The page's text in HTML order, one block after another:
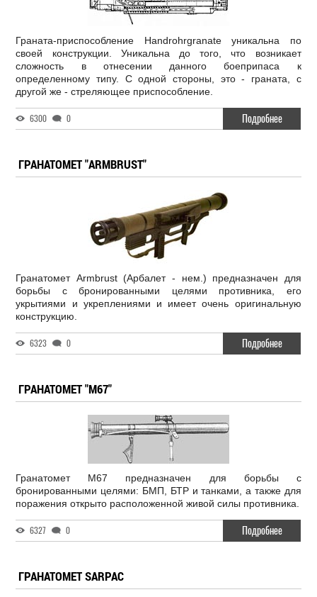
Граната-приспособление Handrohrgranate уникальна по
своей конструкции. Уникальна до того, что возникает
сложность в отнесении данного боеприпаса к
определенному типу. С одной стороны, это - граната, с
другой же - стреляющее приспособление.
6300 0 Подробнее
ГРАНАТОМЕТ "ARMBRUST"
Гранатомет Armbrust (Арбалет - нем.) предназначен для
борьбы с бронированными целями противника, его
укрытиями и укреплениями и имеет очень оригинальную
конструкцию.
6323 0 Подробнее
ГРАНАТОМЕТ "М67"
Гранатомет М67 предназначен для борьбы с
бронированными целями: БМП, БТР и танками, а также для
поражения открыто расположенной живой силы противника.
6327 0 Подробнее
ГРАНАТОМЕТ SARPAC